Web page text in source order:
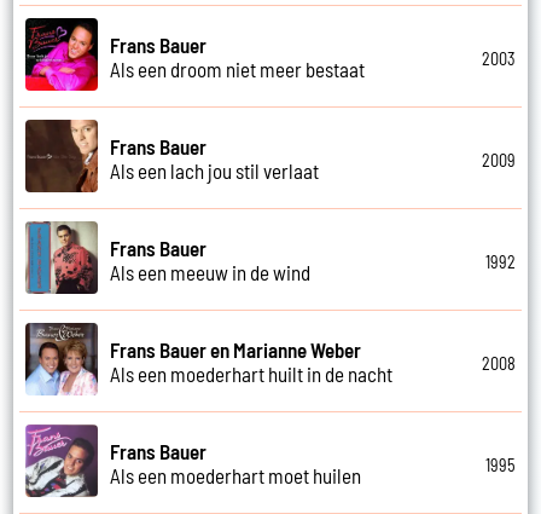
Frans Bauer
Als een droom niet meer bestaat
2003
Frans Bauer
Als een lach jou stil verlaat
2009
Frans Bauer
Als een meeuw in de wind
1992
Frans Bauer en Marianne Weber
Als een moederhart huilt in de nacht
2008
Frans Bauer
Als een moederhart moet huilen
1995